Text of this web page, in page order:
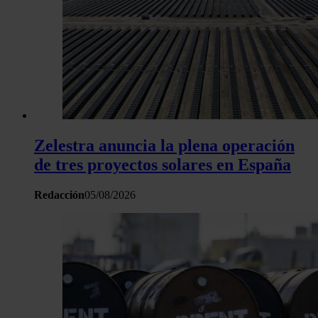
Zelestra anuncia la plena operación
de tres proyectos solares en España
Redacción05/08/2026